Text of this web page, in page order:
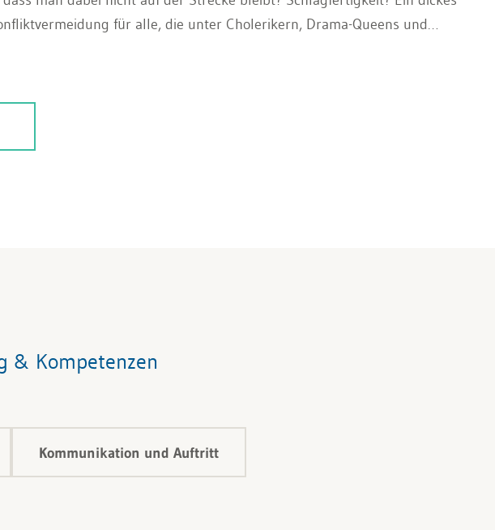
für alle, die unter Cholerikern, Drama-Queens und
& Kompetenzen
Kommunikation und Auftritt